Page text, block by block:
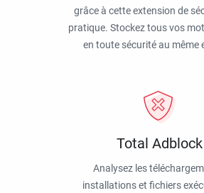
grâce à cette extension de
pratique. Stockez tous vos
en toute sécurité au même
Total Adblock
Analysez les
installations et fichiers